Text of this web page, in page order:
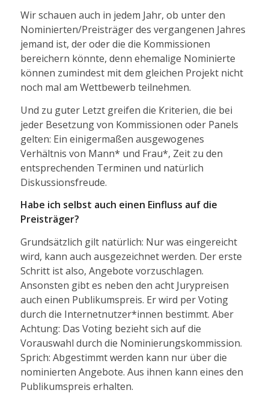
Wir schauen auch in jedem Jahr, ob unter den
Nominierten/Preisträger des vergangenen Jahres
jemand ist, der oder die die Kommissionen
bereichern könnte, denn ehemalige Nominierte
können zumindest mit dem gleichen Projekt nicht
noch mal am Wettbewerb teilnehmen.
Und zu guter Letzt greifen die Kriterien, die bei
jeder Besetzung von Kommissionen oder Panels
gelten: Ein einigermaßen ausgewogenes
Verhältnis von Mann* und Frau*, Zeit zu den
entsprechenden Terminen und natürlich
Diskussionsfreude.
Habe ich selbst auch einen Einfluss auf die
Preisträger?
Grundsätzlich gilt natürlich: Nur was eingereicht
wird, kann auch ausgezeichnet werden. Der erste
Schritt ist also, Angebote vorzuschlagen.
Ansonsten gibt es neben den acht Jurypreisen
auch einen Publikumspreis. Er wird per Voting
durch die Internetnutzer*innen bestimmt. Aber
Achtung: Das Voting bezieht sich auf die
Vorauswahl durch die Nominierungskommission.
Sprich: Abgestimmt werden kann nur über die
nominierten Angebote. Aus ihnen kann eines den
Publikumspreis erhalten.